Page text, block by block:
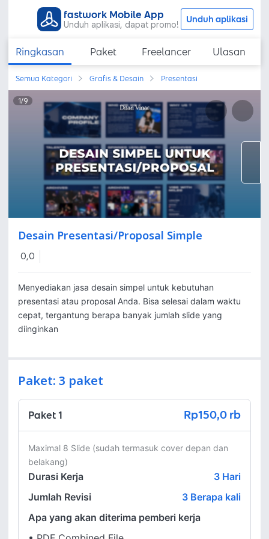
fastwork Mobile App
Unduh aplikasi, dapat promo! Unduh aplikasi
Ringkasan Paket Freelancer Ulasan
Semua Kategori Grafis & Desain Presentasi
1/9
Desain Presentasi/Proposal Simple
0,0
Menyediakan jasa desain simpel untuk kebutuhan
presentasi atau proposal Anda. Bisa selesai dalam waktu
cepat, tergantung berapa banyak jumlah slide yang
diinginkan
Paket: 3 paket
Paket 1 Rp150,0 rb
Maximal 8 Slide (sudah termasuk cover depan dan
Durasi Kerja 3 Hari
Jumlah Revisi
3 Berapa kali
Apa yang akan diterima pemberi kerja